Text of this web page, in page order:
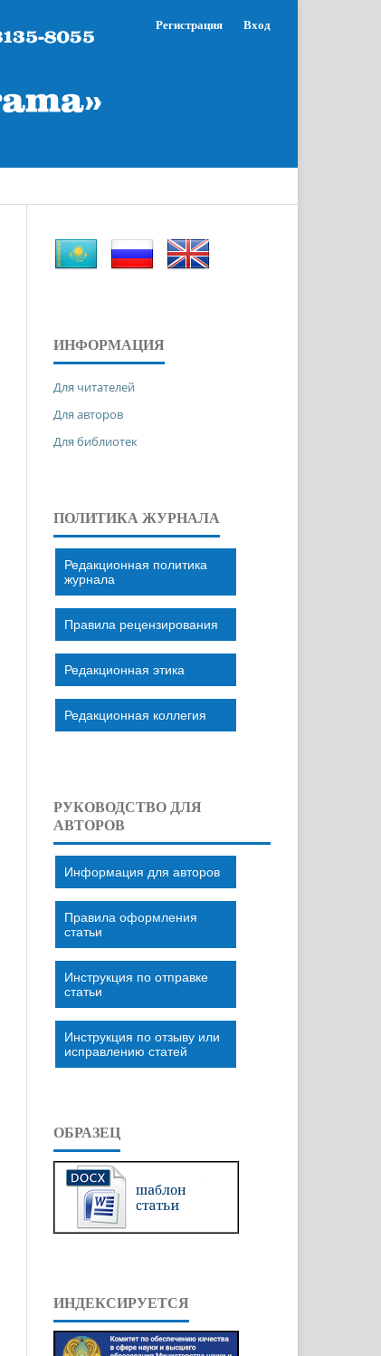
Регистрация Вход
ИНФОРМАЦИЯ
Для читателей
Для авторов
Для библиотек
ПОЛИТИКА ЖУРНАЛА
Редакционная политика
журнала
Правила рецензирования
Редакционная этика
Редакционная коллегия
РУКОВОДСТВО ДЛЯ
АВТОРОВ
Информация для авторов
Правила оформления
статьи
Инструкция по отправке
статьи
Инструкция по отзыву или
исправлению статей
ОБРАЗЕЦ
ИНДЕКСИРУЕТСЯ